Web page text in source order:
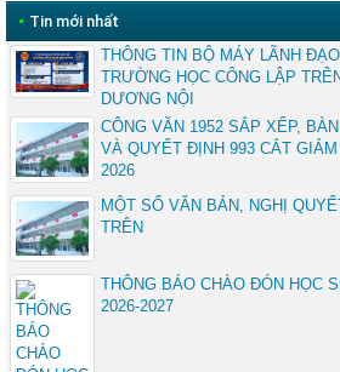
• Tin mới nhất
THÔNG TIN BỘ MÁY LÃNH
TRƯỜNG HỌC CÔNG LẬP
DƯƠNG NỘI
CÔNG VĂN 1952 SẮP XẾP,
VÀ QUYẾT ĐỊNH 993 CẮT
2026
MỘT SỐ VĂN BẢN, NGHỊ
TRÊN
THÔNG BÁO CHÀO ĐÓN HỌC
2026-2027